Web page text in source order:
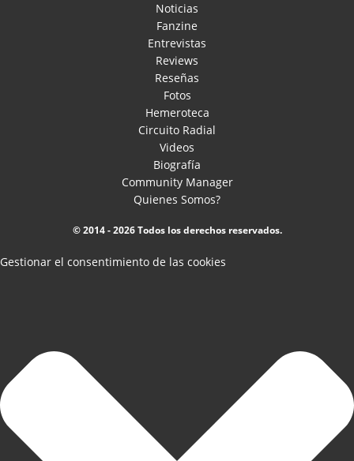
Noticias
Fanzine
Entrevistas
Reviews
Reseñas
Fotos
Hemeroteca
Circuito Radial
Videos
Biografía
Community Manager
Quienes Somos?
© 2014 - 2026 Todos los derechos reservados.
Gestionar el consentimiento de las cookies